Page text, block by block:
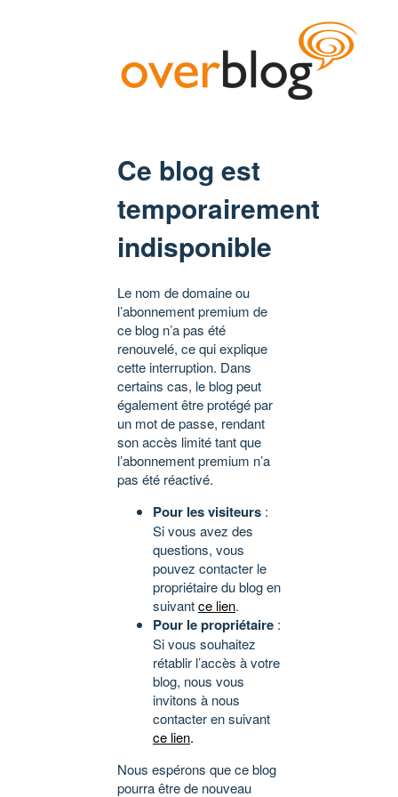
Ce blog est
temporairement
indisponible
Le nom de domaine ou
l’abonnement premium de
ce blog n’a pas été
renouvelé, ce qui explique
cette interruption. Dans
certains cas, le blog peut
également être protégé par
un mot de passe, rendant
son accès limité tant que
l’abonnement premium n’a
pas été réactivé.
Pour les visiteurs :
Si vous avez des
questions, vous
pouvez contacter le
propriétaire du blog en
suivantce lien.
Pour le propriétaire :
Si vous souhaitez
rétablir l’accès à votre
blog, nous vous
invitons à nous
contacter en suivant
ce lien.
Nous espérons que ce blog
pourra être de nouveau